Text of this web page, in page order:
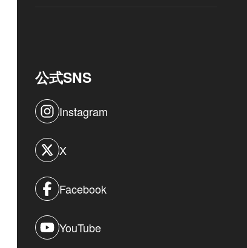
公式SNS
Instagram
X
Facebook
YouTube